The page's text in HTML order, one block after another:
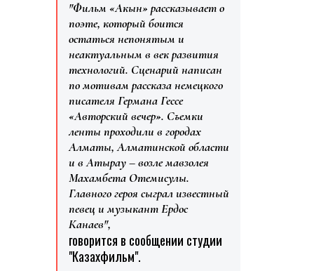
"Фильм «Акын» рассказывает о
поэте, который боится
остаться непонятым и
неактуальным в век развития
технологий. Сценарий написан
по мотивам рассказа немецкого
писателя Германа Гессе
«Авторский вечер». Съемки
ленты проходили в городах
Алматы, Алматинской области
и в Атырау – возле мавзолея
Махамбета Отемисулы.
Главного героя сыграл известный
певец и музыкант Ердос
Канаев",
говорится в сообщении студии
"Казахфильм".